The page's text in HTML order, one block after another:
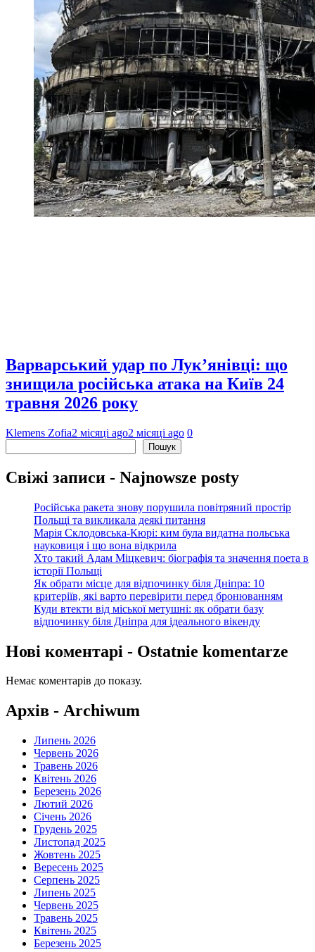
Варварський удар по Лук’янівці: що
знищила російська атака на Київ 24
травня 2026 року
Klemens Zofia2 місяці ago2 місяці ago 0
Пошук
Свіжі записи - Najnowsze posty
Російська ракета знову порушила повітряний простір
Польщі та викликала деякі питання
Марія Склодовська-Кюрі: ким була видатна польська
науковиця і що вона відкрила
Хто такий Адам Міцкевич: біографія та значення поета в
історії Польщі
Як обрати місце для відпочинку біля Дніпра: 10
критеріїв, які варто перевірити перед бронюванням
Куди втекти від міської метушні: як обрати базу
відпочинку біля Дніпра для ідеального вікенду
Нові коментарі - Ostatnie komentarze
Немає коментарів до показу.
Архів - Archiwum
Липень 2026
Червень 2026
Травень 2026
Квітень 2026
Березень 2026
Лютий 2026
Січень 2026
Грудень 2025
Листопад 2025
Жовтень 2025
Вересень 2025
Серпень 2025
Липень 2025
Червень 2025
Травень 2025
Квітень 2025
Березень 2025